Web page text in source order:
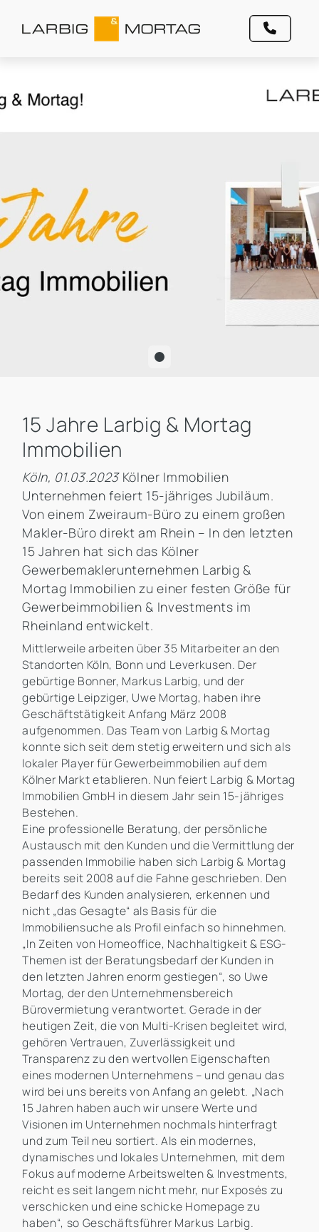
15 Jahre Larbig & Mortag
Immobilien
Köln, 01.03.2023Kölner Immobilien
Unternehmen feiert 15-jähriges Jubiläum.
Von einem Zweiraum-Büro zu einem großen
Makler-Büro direkt am Rhein – In den letzten
15 Jahren hat sich das Kölner
Gewerbemaklerunternehmen Larbig &
Mortag Immobilien zu einer festen Größe für
Gewerbeimmobilien & Investments im
Rheinland entwickelt.
Mittlerweile arbeiten über 35 Mitarbeiter an den
Standorten Köln, Bonn und Leverkusen. Der
gebürtige Bonner, Markus Larbig, und der
gebürtige Leipziger, Uwe Mortag, haben ihre
Geschäftstätigkeit Anfang März 2008
aufgenommen. Das Team von Larbig & Mortag
konnte sich seit dem stetig erweitern und sich als
lokaler Player für Gewerbeimmobilien auf dem
Kölner Markt etablieren. Nun feiert Larbig & Mortag
Immobilien GmbH in diesem Jahr sein 15-jähriges
Bestehen.
Eine professionelle Beratung, der persönliche
Austausch mit den Kunden und die Vermittlung der
passenden Immobilie haben sich Larbig & Mortag
bereits seit 2008 auf die Fahne geschrieben. Den
Bedarf des Kunden analysieren, erkennen und
nicht „das Gesagte“ als Basis für die
Immobiliensuche als Profil einfach so hinnehmen.
„In Zeiten von Homeoffice, Nachhaltigkeit & ESG-
Themen ist der Beratungsbedarf der Kunden in
den letzten Jahren enorm gestiegen“, so Uwe
Mortag, der den Unternehmensbereich
Bürovermietung verantwortet. Gerade in der
heutigen Zeit, die von Multi-Krisen begleitet wird,
gehören Vertrauen, Zuverlässigkeit und
Transparenz zu den wertvollen Eigenschaften
eines modernen Unternehmens – und genau das
wird bei uns bereits von Anfang an gelebt. „Nach
15 Jahren haben auch wir unsere Werte und
Visionen im Unternehmen nochmals hinterfragt
und zum Teil neu sortiert. Als ein modernes,
dynamisches und lokales Unternehmen, mit dem
Fokus auf moderne Arbeitswelten & Investments,
reicht es seit langem nicht mehr, nur Exposés zu
verschicken und eine schicke Homepage zu
haben“, so Geschäftsführer Markus Larbig.